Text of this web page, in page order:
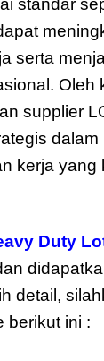
standar
serta
Oleh
supplier
kerja yang
Duty
detail,
berikut ini :